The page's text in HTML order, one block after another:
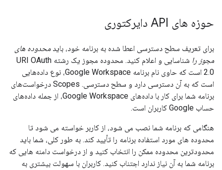
حوزه های API دایرکتوری
برای تعریف سطح دسترسی اعطا شده به برنامه خود، باید محدوده های
مجوز را
شناسایی و اعلام کنید. محدوده مجوز یک رشته URI OAuth
2.0 است که حاوی نام برنامه Google Workspace، نوع داده‌هایی
است که به آن دسترسی دارد و سطح دسترسی. Scopes درخواست‌های
برنامه شما برای کار با داده‌های Google Workspace، از جمله داده‌های
حساب Google کاربران است.
هنگامی که برنامه شما نصب می شود، از کاربر خواسته می شود تا
محدوده های مورد استفاده برنامه را تأیید کند. به طور کلی، شما باید
محدودترین محدوده ممکن را انتخاب کنید و از درخواست دامنه هایی که
برنامه شما به آن نیاز ندارد اجتناب کنید. کاربران با سهولت بیشتری به